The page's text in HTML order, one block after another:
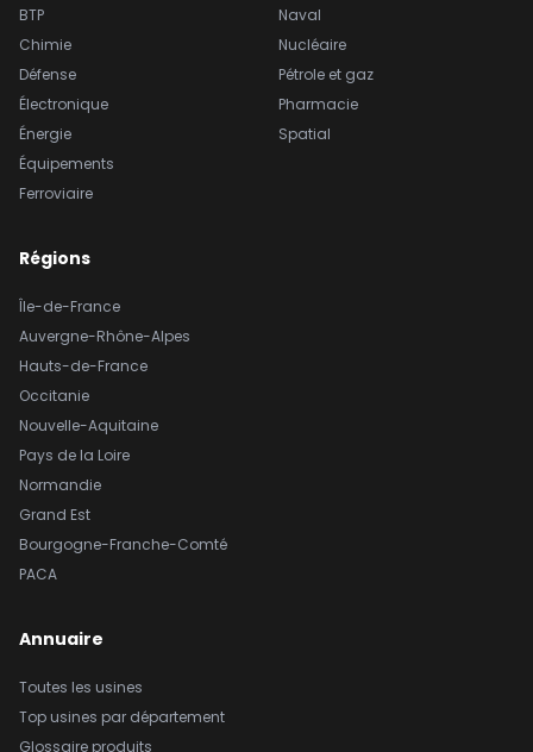
BTP
Chimie
Défense
Électronique
Énergie
Équipements
Ferroviaire
Naval
Nucléaire
Pétrole et gaz
Pharmacie
Spatial
Régions
Île-de-France
Auvergne-Rhône-Alpes
Hauts-de-France
Occitanie
Nouvelle-Aquitaine
Pays de la Loire
Normandie
Grand Est
Bourgogne-Franche-Comté
PACA
Annuaire
Toutes les usines
Top usines par département
Glossaire produits